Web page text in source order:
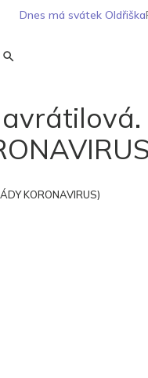
Dnes má svátek Oldřiška
KORONAVIRUS)